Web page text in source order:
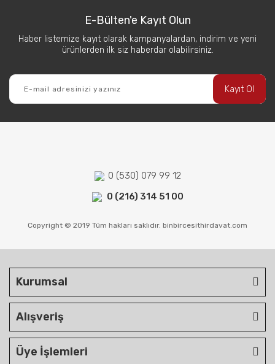
E-Bülten'e Kayıt Olun
Haber listemize kayıt olarak kampanyalardan, indirim ve yeni
ürünlerden ilk siz haberdar olabilirsiniz.
Kayıt Ol
0 (530) 079 99 12
0 (216) 314 51 00
Copyright © 2019 Tüm hakları saklıdır. binbircesithirdavat.com
Kurumsal
Alışveriş
Üye İşlemleri